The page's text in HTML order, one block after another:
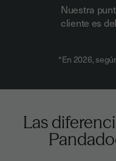
Nuestra
cliente es del
*En 2026,
Las